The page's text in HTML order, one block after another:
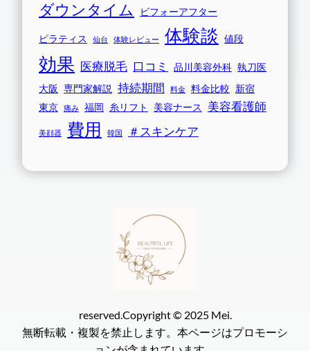
ダウンタイム ビフォーアフター
ピラティス 仙台 体験レビュー 体験談 値段
効果 医療脱毛 口コミ 品川美容外科 執刀医
大阪 専門家解説 持続期間 料金 料金比較 新宿
東京
痛み 福岡 糸リフト 美容ナース 美容看護師
美顔器 費用 韓国 ＃スキンケア
reserved.Copyright © 2025 Mei.
無断転載・複製を禁止します。本ページはプロモーシ